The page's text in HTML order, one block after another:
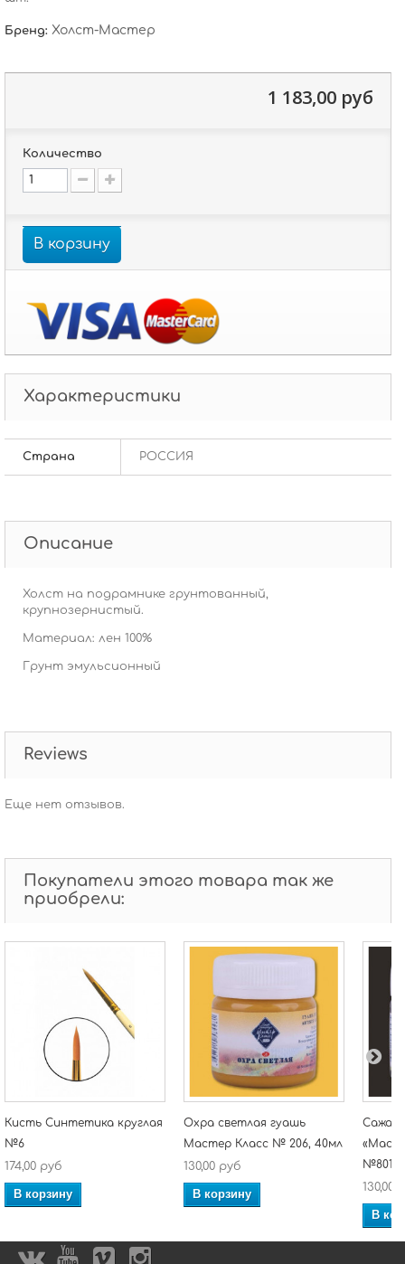
Бренд: Холст-Мастер
1 183,00 руб
Количество
В корзину
Характеристики
Страна РОССИЯ
Описание
Холст на подрамнике грунтованный,
крупнозернистый.
Материал: лен 100%
Грунт эмульсионный
Reviews
Еще нет отзывов.
Покупатели этого товара так же
приобрели:
Кисть Синтетика круглая
№6
174,00 руб
В корзину
Охра светлая гуашь
Мастер Класс № 206, 40мл
130,00 руб
В корзину
Сажа
№801
130,00
В